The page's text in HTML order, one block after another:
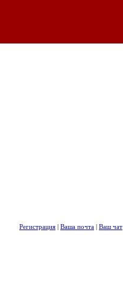
Регистрация | Ваша почта | Ваш чат